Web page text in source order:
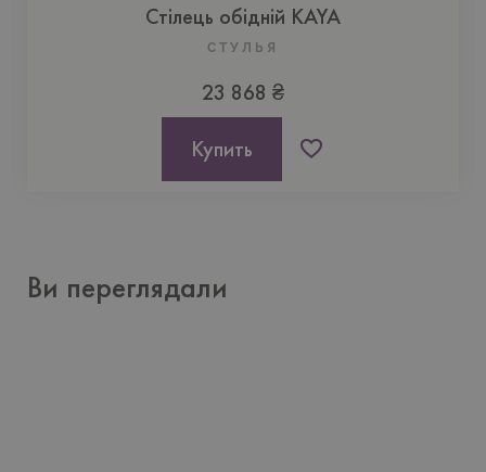
Стілець обідній KAYA
CТУЛЬЯ
23 868 ₴
Купить
Ви переглядали